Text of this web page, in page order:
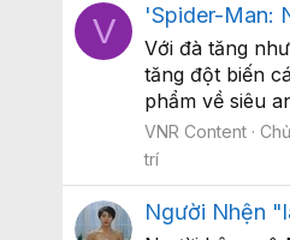
V 'Spider-Man:
Với đà tăng
tăng đột biến
phẩm về siêu
VNR Content
trí
Người Nhện